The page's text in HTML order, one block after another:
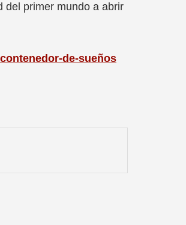
del primer mundo a abrir
de-sueños